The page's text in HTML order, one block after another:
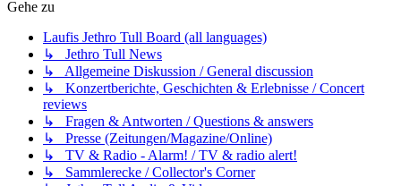
Gehe zu
Laufis Jethro Tull Board (all languages)
↳ Jethro Tull News
↳ Allgemeine Diskussion / General discussion
↳ Konzertberichte, Geschichten & Erlebnisse / Concert
reviews
↳ Fragen & Antworten / Questions & answers
↳ Presse (Zeitungen/Magazine/Online)
↳ TV & Radio - Alarm! / TV & radio alert!
↳ Sammlerecke / Collector's Corner